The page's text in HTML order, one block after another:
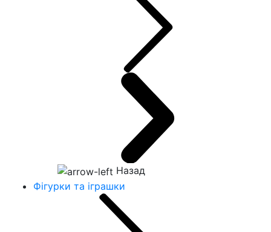
Назад
Фігурки та іграшки